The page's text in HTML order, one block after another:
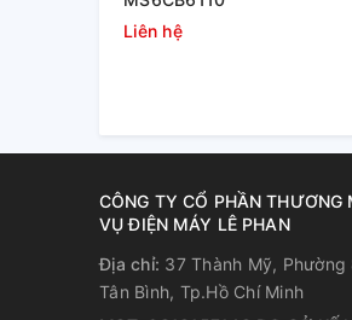
các sự cố đáng tiếc xảy ra
Kuvings.
Liên hệ
CÔNG TY CỔ PHẦN THƯƠNG
VỤ ĐIỆN MÁY LÊ PHAN
Địa chỉ: 37 Thành Mỹ, Phường
Tân Bình, Tp.Hồ Chí Minh